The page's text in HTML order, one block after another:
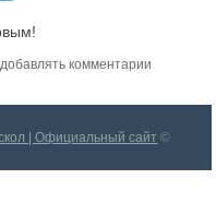
комментарии
| Официальный сайт ©